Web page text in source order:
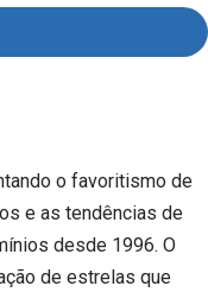
o favoritismo de
e as tendências de
desde 1996. O
de estrelas que